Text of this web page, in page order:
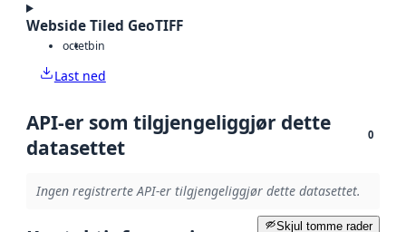
Webside Tiled GeoTIFF
octetbin
Last ned
API-er som tilgjengeliggjør dette
datasettet
0
Ingen registrerte API-er tilgjengeliggjør dette datasettet.
Skjul tomme rader